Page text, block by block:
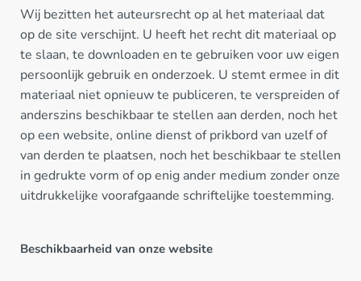
Wij bezitten het auteursrecht op al het materiaal dat
op de site verschijnt. U heeft het recht dit materiaal op
te slaan, te downloaden en te gebruiken voor uw eigen
persoonlijk gebruik en onderzoek. U stemt ermee in dit
materiaal niet opnieuw te publiceren, te verspreiden of
anderszins beschikbaar te stellen aan derden, noch het
op een website, online dienst of prikbord van uzelf of
van derden te plaatsen, noch het beschikbaar te stellen
in gedrukte vorm of op enig ander medium zonder onze
uitdrukkelijke voorafgaande schriftelijke toestemming.
Beschikbaarheid van onze website